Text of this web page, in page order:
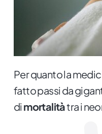
Per quanto la
fatto passi da
di mortalitàtra i